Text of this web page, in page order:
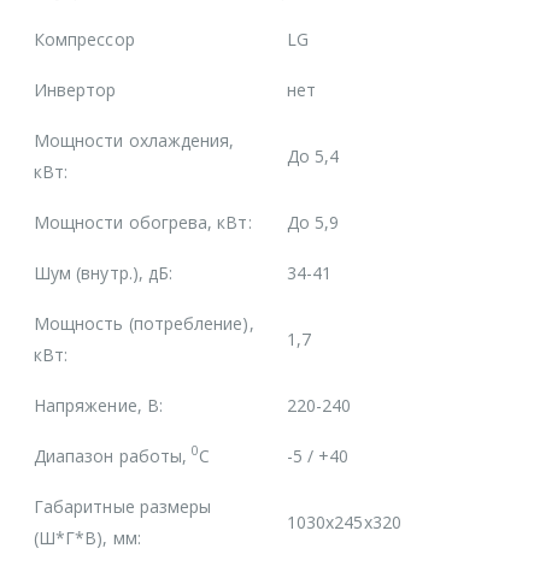
Компрессор LG
Инвертор нет
Мощности охлаждения,
кВт:
До 5,4
Мощности обогрева, кВт: До 5,9
Шум (внутр.), дБ: 34-41
Мощность (потребление),
кВт:
1,7
Напряжение, В: 220-240
Диапазон работы,0С -5 / +40
Габаритные размеры
(Ш*Г*В), мм:
1030x245x320